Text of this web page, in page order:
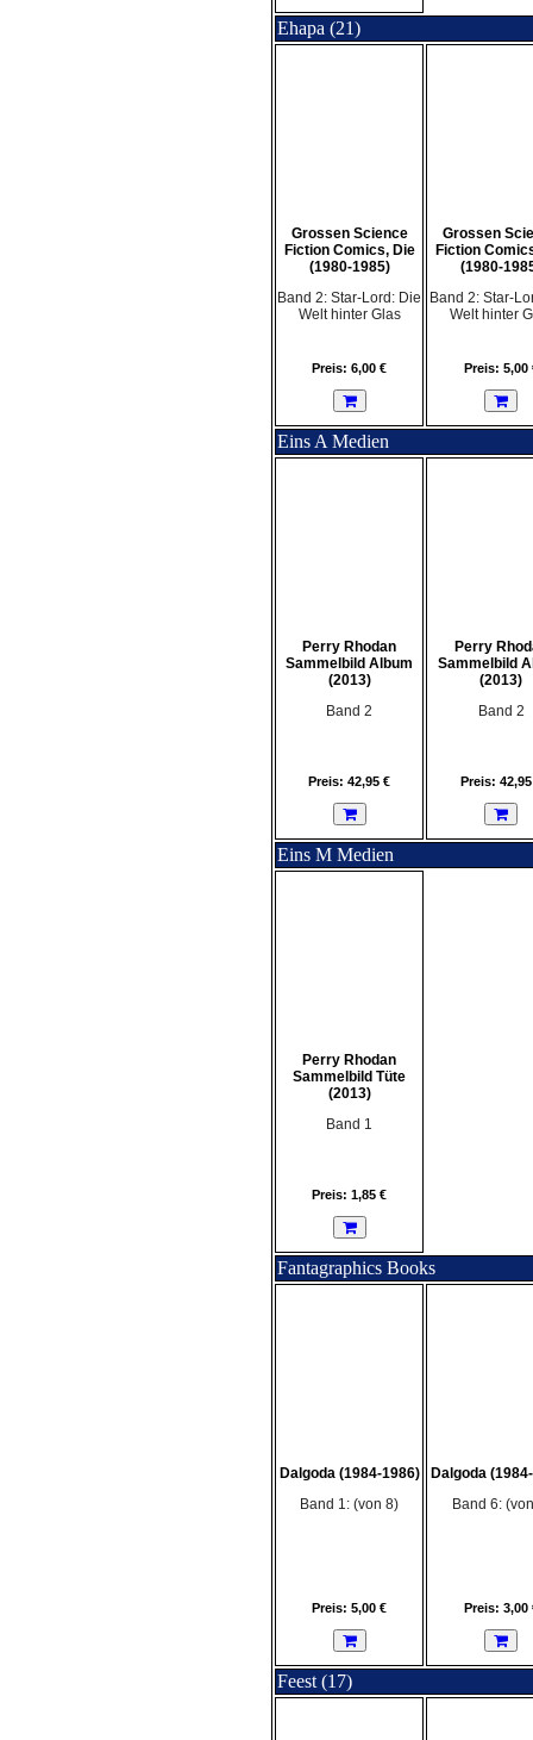
Ehapa (21)
Grossen Science
Fiction Comics, Die
(1980-1985)
Band 2: Star-Lord: Die
Welt hinter Glas
Preis: 6,00 €
Grossen
Fiction
(1980-
Band 2: Star-
Welt hinter
Preis: 5,00
Eins A Medien
Perry Rhodan
Sammelbild Album
(2013)
Band 2
Preis: 42,95 €
Perry
Sammelbild
(2013)
Band 2
Preis: 42,95
Eins M Medien
Perry Rhodan
Sammelbild Tüte
(2013)
Band 1
Preis: 1,85 €
Fantagraphics Books
Dalgoda (1984-1986)
Band 1: (von 8)
Preis: 5,00 €
Dalgoda
Band 6:
Preis: 3,00
Feest (17)